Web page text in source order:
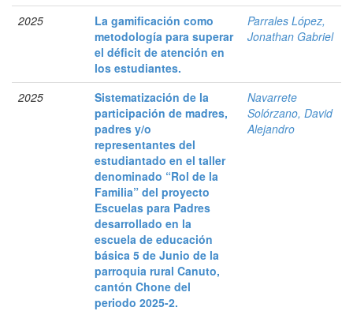
2025
La gamificación como
metodología para superar
el déficit de atención en
los estudiantes.
Parrales López,
Jonathan Gabriel
2025
Sistematización de la
participación de madres,
padres y/o
representantes del
estudiantado en el taller
denominado “Rol de la
Familia” del proyecto
Escuelas para Padres
desarrollado en la
escuela de educación
básica 5 de Junio de la
parroquia rural Canuto,
cantón Chone del
periodo 2025-2.
Navarrete
Solórzano, David
Alejandro